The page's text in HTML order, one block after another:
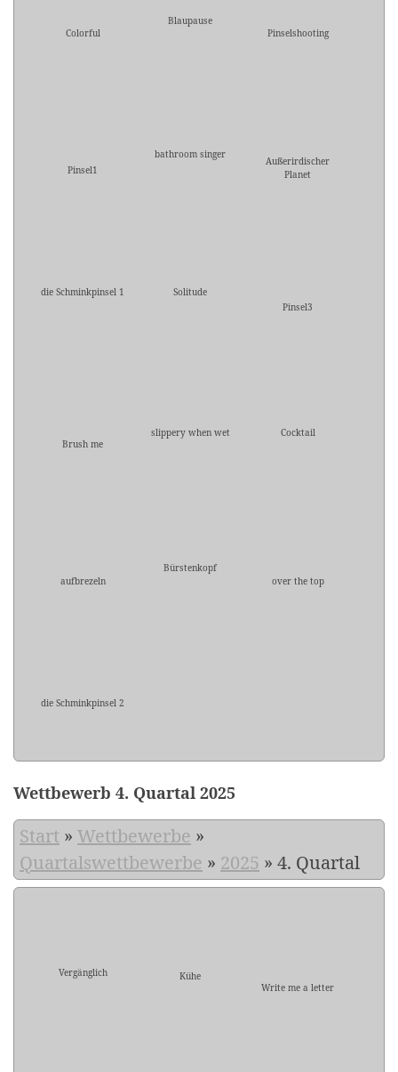
Colorful
Blaupause
Pinselshooting
Pinsel1
bathroom singer
Außerirdischer
Planet
die Schminkpinsel 1
Solitude
Pinsel3
Brush me
slippery when wet Cocktail
aufbrezeln
Bürstenkopf
over the top
die Schminkpinsel 2
Wettbewerb 4. Quartal 2025
Start » Wettbewerbe »
Quartalswettbewerbe » 2025 » 4. Quartal
Vergänglich
Kühe
Write me a letter